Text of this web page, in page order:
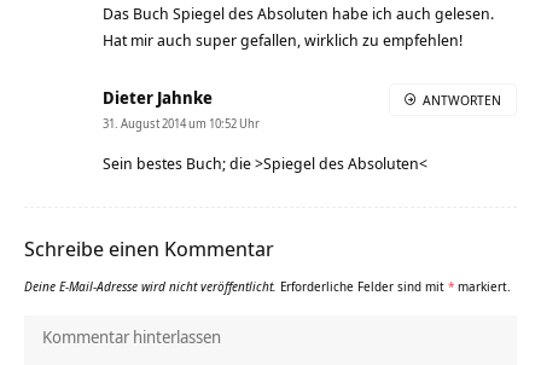
Das Buch Spiegel des Absoluten habe ich auch gelesen.
Hat mir auch super gefallen, wirklich zu empfehlen!
Dieter Jahnke
31. August 2014 um 10:52 Uhr
Sein bestes Buch; die >Spiegel des Absoluten<
ANTWORTEN
Schreibe einen Kommentar
Deine E-Mail-Adresse wird nicht veröffentlicht. Erforderliche Felder sind mit * markiert.